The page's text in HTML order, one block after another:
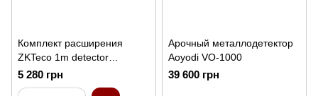
Комплект расширения
ZKTeco 1m detector
expander set 1065
5 280 грн
Арочный металлодетектор
Aoyodi VO-1000
39 600 грн